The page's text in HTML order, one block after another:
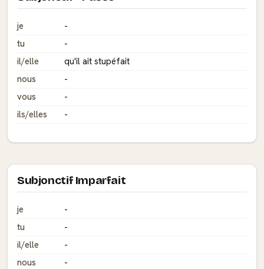
je
-
tu
-
il/elle
qu'il ait stupéfait
nous
-
vous
-
ils/elles
-
Subjonctif Imparfait
je
-
tu
-
il/elle
-
nous
-